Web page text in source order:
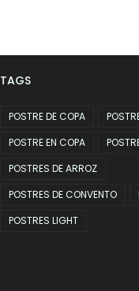
TAGS
POSTRE DE COPA
POSTRE EN COPA
POSTRES DE ARROZ
POSTRES DE CONVENTO
POSTRES LIGHT